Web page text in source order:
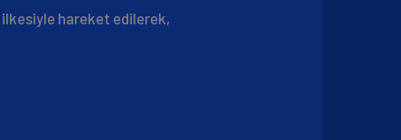
ilkesiyle hareket edilerek,